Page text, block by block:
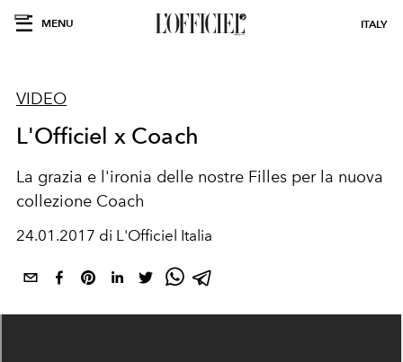
MENU ITALY
VIDEO
L'Officiel x Coach
La grazia e l'ironia delle nostre Filles per la nuova
collezione Coach
24.01.2017 di L'Officiel Italia